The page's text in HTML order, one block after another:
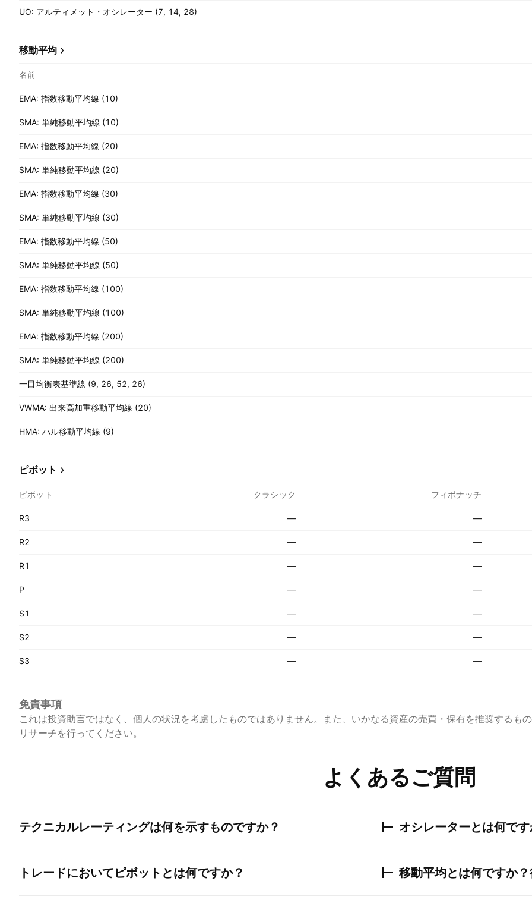
UO: アルティメット・オシレーター (7, 14, 28)
移動平均
名前
EMA: 指数移動平均線 (10)
SMA: 単純移動平均線 (10)
EMA: 指数移動平均線 (20)
SMA: 単純移動平均線 (20)
EMA: 指数移動平均線 (30)
SMA: 単純移動平均線 (30)
EMA: 指数移動平均線 (50)
SMA: 単純移動平均線 (50)
EMA: 指数移動平均線 (100)
SMA: 単純移動平均線 (100)
EMA: 指数移動平均線 (200)
SMA: 単純移動平均線 (200)
一目均衡表基準線 (9, 26, 52, 26)
VWMA: 出来高加重移動平均線 (20)
HMA: ハル移動平均線 (9)
ピボット
ピボット クラシック フィボナッチ
R3 — —
R2 — —
R1 — —
P — —
S1 — —
S2 — —
S3 — —
免責事項
これは投資助言ではなく、個人の状況を考慮したものではありません。また、いかなる資産の売買・保有を推奨するもの
リサーチを行ってください。
よくあるご質問
テクニカルレーティングは何を示すものですか？
トレードにおいてピボットとは何ですか？
オシレーターとは何で
移動平均とは何ですか